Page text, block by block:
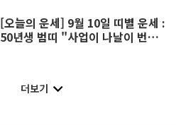
[오늘의 운세] 9월 10일 띠별 운세 :
50년생 범띠 "사업이 나날이 번창하
더보기